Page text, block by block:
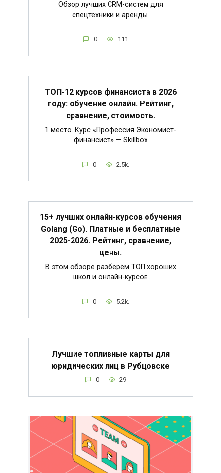
Обзор лучших CRM-систем для
спецтехники и аренды.
0 111
ТОП-12 курсов финансиста в 2026
году: обучение онлайн. Рейтинг,
сравнение, стоимость.
1 место. Курс «Профессия Экономист-
финансист» — Skillbox
0 2.5k.
15+ лучших онлайн-курсов обучения
Golang (Go). Платные и бесплатные
2025-2026. Рейтинг, сравнение,
цены.
В этом обзоре разберём ТОП хороших
школ и онлайн-курсов
0 5.2k.
Лучшие топливные карты для
юридических лиц в Рубцовске
0 29